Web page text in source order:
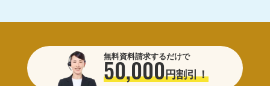
無料資料請求するだけで
50,000円割引！